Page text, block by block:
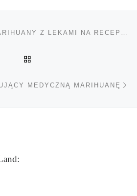
MEDYCZNĄ MARIHUANĘ